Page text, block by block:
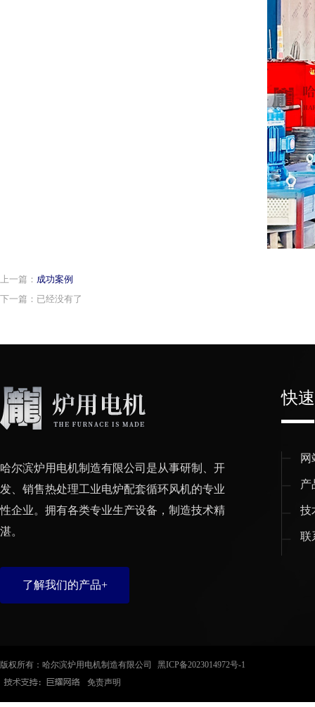
上一篇： 成功案例
下一篇：已经没有了
哈尔滨炉用电机制造有限公司是从事研制、开
发、销售热处理工业电炉配套循环风机的专业
性企业。拥有各类专业生产设备，制造技术精
湛。
了解我们的产品+
快
网
产
技
联
版权所有：哈尔滨炉用电机制造有限公司
黑ICP备2023014972号-1
免责声明